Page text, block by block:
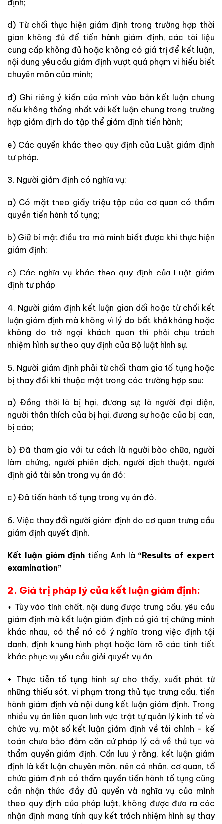
định;
d) Từ chối thực hiện giám định trong trường hợp thời
gian không đủ để tiến hành giám định, các tài liệu
cung cấp không đủ hoặc không có giá trị để kết luận,
nội dung yêu cầu giám định vượt quá phạm vi hiểu biết
chuyên môn của mình;
đ) Ghi riêng ý kiến của mình vào bản kết luận chung
nếu không thống nhất với kết luận chung trong trường
hợp giám định do tập thể giám định tiến hành;
e) Các quyền khác theo quy định của Luật giám định
tư pháp.
3. Người giám định có nghĩa vụ:
a) Có mặt theo giấy triệu tập của cơ quan có thẩm
quyền tiến hành tố tụng;
b) Giữ bí mật điều tra mà mình biết được khi thực hiện
giám định;
c) Các nghĩa vụ khác theo quy định của Luật giám
định tư pháp.
4. Người giám định kết luận gian dối hoặc từ chối kết
luận giám định mà không vì lý do bất khả kháng hoặc
không do trở ngại khách quan thì phải chịu trách
nhiệm hình sự theo quy định của Bộ luật hình sự.
5. Người giám định phải từ chối tham gia tố tụng hoặc
bị thay đổi khi thuộc một trong các trường hợp sau:
a) Đồng thời là bị hại, đương sự; là người đại diện,
người thân thích của bị hại, đương sự hoặc của bị can,
bị cáo;
b) Đã tham gia với tư cách là người bào chữa, người
làm chứng, người phiên dịch, người dịch thuật, người
định giá tài sản trong vụ án đó;
c) Đã tiến hành tố tụng trong vụ án đó.
6. Việc thay đổi người giám định do cơ quan trưng cầu
giám định quyết định.
Kết luận giám định tiếng Anh là “Results of expert
examination”
2. Giá trị pháp lý của kết luận giám định:
+ Tùy vào tính chất, nội dung được trưng cầu, yêu cầu
giám định mà kết luận giám định có giá trị chứng minh
khác nhau, có thể nó có ý nghĩa trong việc định tội
danh, định khung hình phạt hoặc làm rõ các tình tiết
khác phục vụ yêu cầu giải quyết vụ án.
+ Thực tiễn tố tụng hình sự cho thấy, xuất phát từ
những thiếu sót, vi phạm trong thủ tục trưng cầu, tiến
hành giám định và nội dung kết luận giám định. Trong
nhiều vụ án liên quan lĩnh vực trật tự quản lý kinh tế và
chức vụ, một số kết luận giám định về tài chính – kế
toán chưa bảo đảm căn cứ pháp lý cả về thủ tục và
thẩm quyền giám định. Cần lưu ý rằng, kết luận giám
định là kết luận chuyên môn, nên cá nhân, cơ quan, tổ
chức giám định có thẩm quyền tiến hành tố tụng cũng
cần nhận thức đầy đủ quyền và nghĩa vụ của mình
theo quy định của pháp luật, không được đưa ra các
nhận định mang tính quy kết trách nhiệm hình sự thay